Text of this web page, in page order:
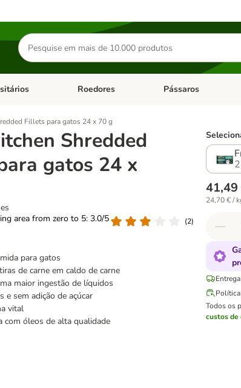
Pesquisar
produtos
de categoria: Dieta Vet.Abrir menu de categoria: Antiparasitários
Roedores Abrir menu de
Pássaros
Fillets para gatos 24 x 70 g
Shredded
gatos 24 x
area from zero to 5: 3.0/5
(2)
para gatos
de carne em caldo de carne
maior ingestão de líquidos
e sem adição de açúcar
vital
com óleos de alta qualidade
41,49
24,70 € /
Todos os
custos de